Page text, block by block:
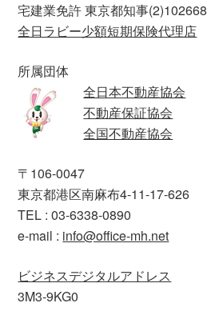
宅建業免許 東京都知事(2)102668
全日ラビー少額短期保険代理店
所属団体
全日本不動産協会
不動産保証協会
全国不動産協会
〒106-0047
東京都港区南麻布4-11-17-626
TEL : 03-6338-0890
e-mail : info@office-mh.net
ビジネスデジタルアドレス
3M3-9KG0